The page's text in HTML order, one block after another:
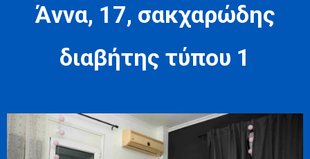
Άννα, 17, σακχαρώδης
διαβήτης τύπου 1